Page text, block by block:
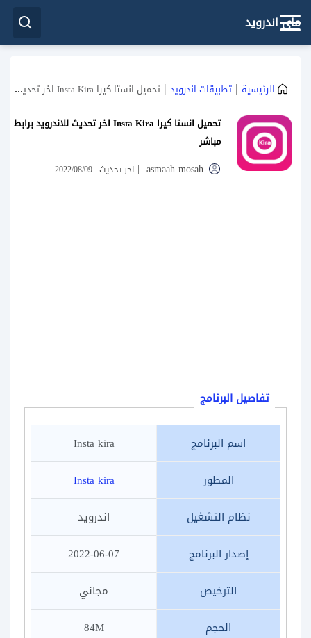
ماي اندرويد
الرئيسية | تطبيقات اندرويد | تحميل انستا كيرا Insta Kira اخر تحديث للاندرويد برابط مباشر
تحميل انستا كيرا Insta Kira اخر تحديث للاندرويد برابط
مباشر
asmaah mosah
| اخر تحديث 2022/08/09
تفاصيل البرنامج
اسم البرنامج
Insta kira
المطور
Insta kira
نظام التشغيل
اندرويد
إصدار البرنامج
2022-06-07
الترخيص
مجاني
الحجم
84M